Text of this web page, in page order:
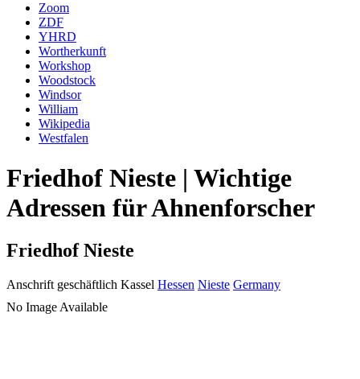
Zoom
ZDF
YHRD
Wortherkunft
Workshop
Woodstock
Windsor
William
Wikipedia
Westfalen
Friedhof Nieste | Wichtige
Adressen für Ahnenforscher
Friedhof Nieste
Anschrift geschäftlich Kassel Hessen Nieste Germany
No Image Available